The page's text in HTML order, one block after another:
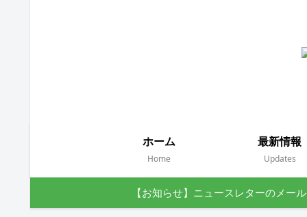
ホーム
Home
最新情報
Updates
【お知らせ】ニュースレターのメー